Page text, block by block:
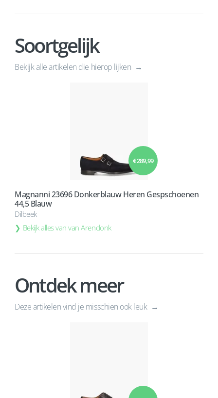
Soortgelijk
Bekijk alle artikelen die hierop lijken
€ 289,99
Magnanni 23696 Donkerblauw Heren Gespschoenen
44,5 Blauw
Dilbeek
Bekijk alles van van Arendonk
Ontdek meer
Deze artikelen vind je misschien ook leuk